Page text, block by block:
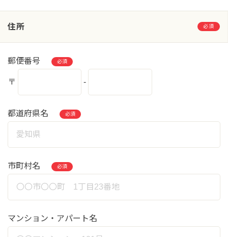
住所 必須
郵便番号 必須
〒 -
都道府県名 必須
市町村名 必須
マンション・アパート名